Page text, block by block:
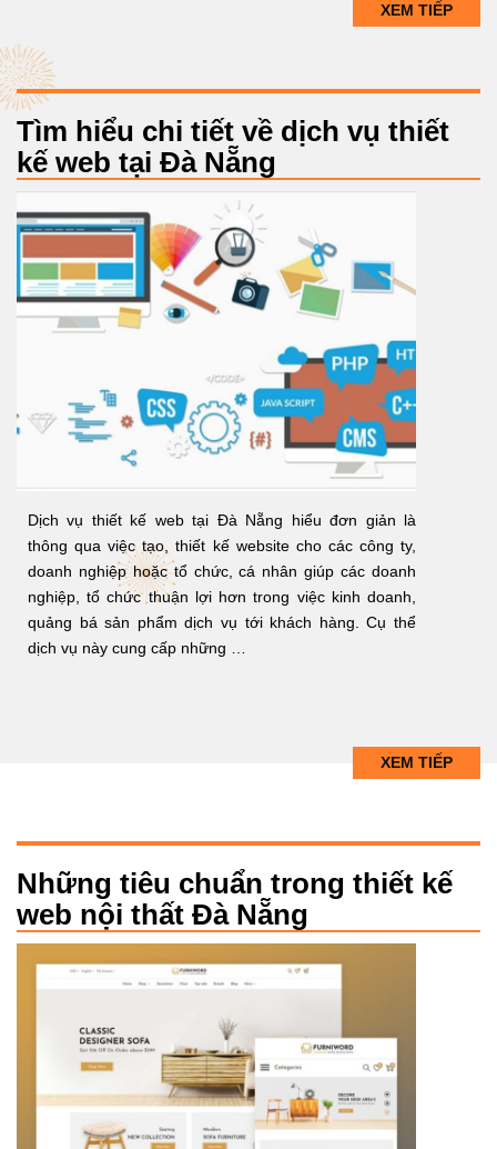
XEM TIẾP
Tìm hiểu chi tiết về dịch vụ thiết
kế web tại Đà Nẵng
Dịch vụ thiết kế web tại Đà Nẵng hiểu đơn giản là
thông qua việc tạo, thiết kế website cho các công ty,
doanh nghiệp hoặc tổ chức, cá nhân giúp các doanh
nghiệp, tổ chức thuận lợi hơn trong việc kinh doanh,
quảng bá sản phẩm dịch vụ tới khách hàng. Cụ thể
dịch vụ này cung cấp những …
XEM TIẾP
Những tiêu chuẩn trong thiết kế
web nội thất Đà Nẵng